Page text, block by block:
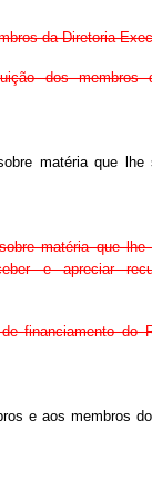
da Diretoria
dos membros
matéria que
matéria que
e apreciar
financiamento do
e aos membros